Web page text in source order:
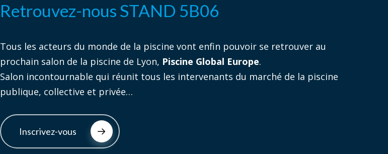
Retrouvez-nous STAND 5B06
Tous les acteurs du monde de la piscine vont enfin pouvoir se retrouver au
prochain salon de la piscine de Lyon, Piscine Global Europe.
Salon incontournable qui réunit tous les intervenants du marché de la piscine
publique, collective et privée…
Inscrivez-vous